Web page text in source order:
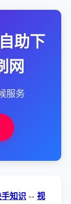
助下
网
服务
知识 -- 视